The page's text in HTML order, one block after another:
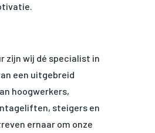
zijn wij dé specialist in
een uitgebreid
hoogwerkers,
steigers en
ernaar om onze